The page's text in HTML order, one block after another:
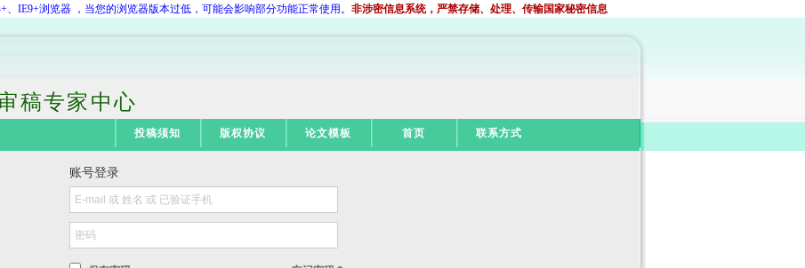
、IE9+浏览器 ，当您的浏览器版本过低，可能会影响部分功能正常使用。 非涉密信息系统，严禁存储、处理、传输国家秘密信息
稿专家中心
投稿须知 版权协议 论文模板 首页 联系方式
账号登录